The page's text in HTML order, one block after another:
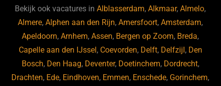
b
o
o
k
ky dI
n
Bekijk ook vacatures inAlblasserdam,Alkmaar,Almelo,
Almere,Alphen aan den Rijn,Amersfoort,Amsterdam,
Apeldoorn,Arnhem,Assen, Bergen op Zoom, Breda,
Capelle aan den IJssel, Coevorden, Delft, Delfzijl, Den
Bosch, Den Haag, Deventer, Doetinchem, Dordrecht,
Drachten, Ede, Eindhoven, Emmen, Enschede, Gorinchem,